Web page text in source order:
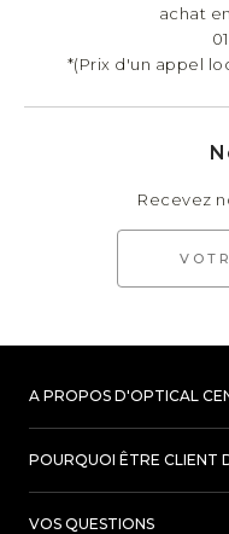
achat
*(Prix d'un appel
Recevez
A PROPOS D'OPTICAL
POURQUOI ÊTRE CLIENT
VOS QUESTIONS